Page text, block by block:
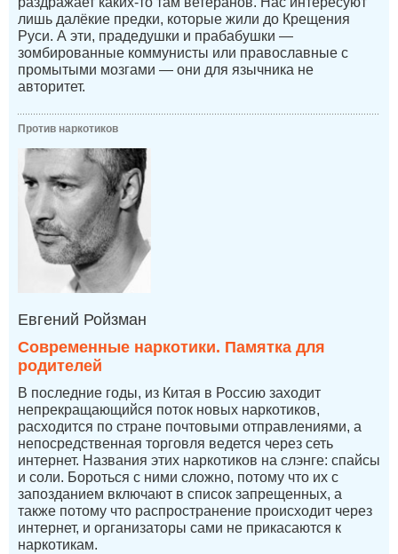
лишь далёкие предки, которые жили до Крещения
Руси. А эти, прадедушки и прабабушки —
зомбированные коммунисты или православные с
промытыми мозгами — они для язычника не
авторитет.
Против наркотиков
Евгений Ройзман
Современные наркотики. Памятка для
родителей
В последние годы, из Китая в Россию заходит
непрекращающийся поток новых наркотиков,
расходится по стране почтовыми отправлениями, а
непосредственная торговля ведется через сеть
интернет. Названия этих наркотиков на слэнге: спайсы
и соли. Бороться с ними сложно, потому что их с
запозданием включают в список запрещенных, а
также потому что распространение происходит через
интернет, и организаторы сами не прикасаются к
наркотикам.